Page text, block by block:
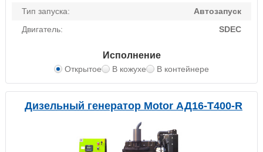
Тип запуска:
Автозапуск
Двигатель:
SDEC
Исполнение
Открытое В кожухе В контейнере
Дизельный генератор Motor АД16-Т400-R